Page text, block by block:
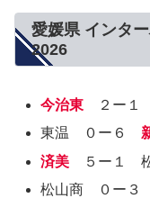
愛媛県 インタ
2026
今治東 ２ー１
東温 ０ー６
済美 ５ー１
松山商 ０ー